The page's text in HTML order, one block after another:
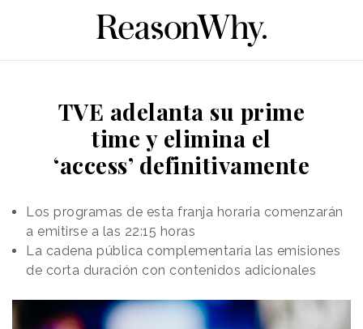
TVE adelanta su prime
time y elimina el
‘access’ definitivamente
Los programas de esta franja horaria comenzarán
a emitirse a las 22:15 horas
La cadena pública complementaría las emisiones
de corta duración con contenidos adicionales